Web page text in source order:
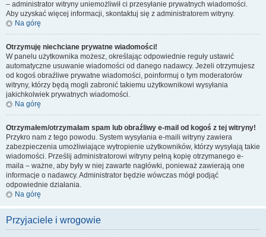
– administrator witryny uniemożliwił ci przesyłanie prywatnych wiadomości.
Aby uzyskać więcej informacji, skontaktuj się z administratorem witryny.
Na górę
Otrzymuję niechciane prywatne wiadomości!
W panelu użytkownika możesz, określając odpowiednie reguły ustawić
automatyczne usuwanie wiadomości od danego nadawcy. Jeżeli otrzymujesz
od kogoś obraźliwe prywatne wiadomości, poinformuj o tym moderatorów
witryny, którzy będą mogli zabronić takiemu użytkownikowi wysyłania
jakichkolwiek prywatnych wiadomości.
Na górę
Otrzymałem/otrzymałam spam lub obraźliwy e-mail od kogoś z tej witryny!
Przykro nam z tego powodu. System wysyłania e-maili witryny zawiera
zabezpieczenia umożliwiające wytropienie użytkowników, którzy wysyłają takie
wiadomości. Prześlij administratorowi witryny pełną kopię otrzymanego e-
maila – ważne, aby były w niej zawarte nagłówki, ponieważ zawierają one
informacje o nadawcy. Administrator będzie wówczas mógł podjąć
odpowiednie działania.
Na górę
Przyjaciele i wrogowie